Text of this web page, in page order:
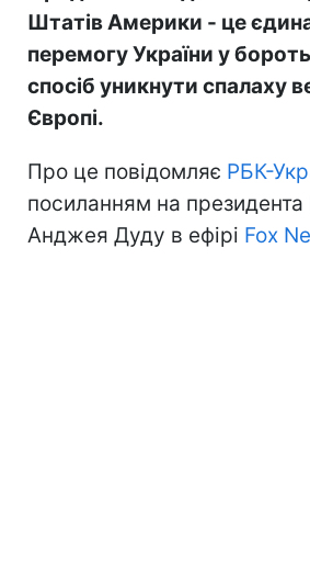
Штатів Америки - це
перемогу України у
спосіб уникнути спалаху
Європі.
Про це повідомляє РБК-
посиланням на
Анджея Дуду в ефірі Fox